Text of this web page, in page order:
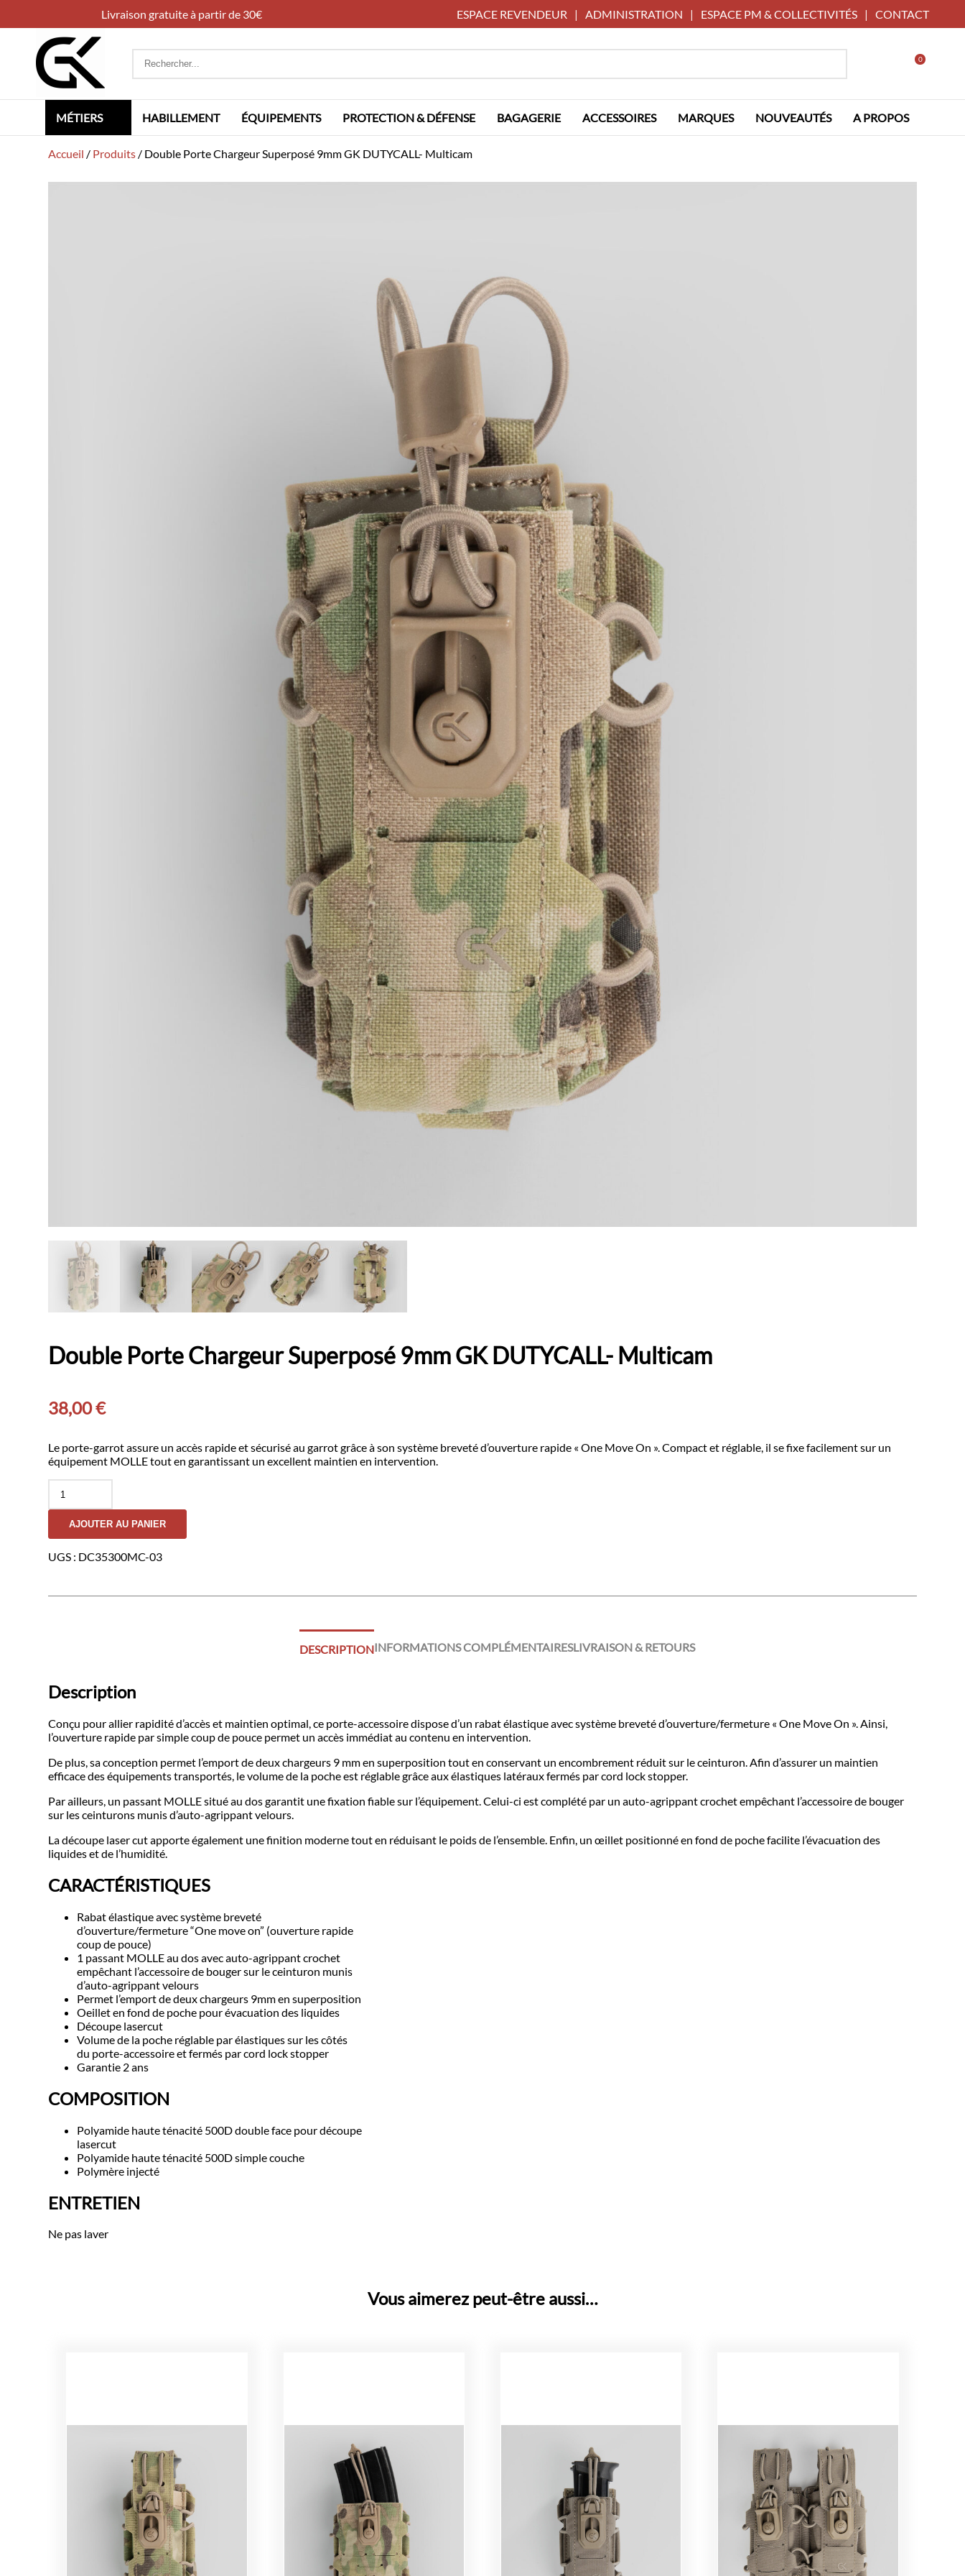
Livraison gratuite à partir de 30€ ESPACE REVENDEUR | ADMINISTRATION | ESPACE PM & COLLECTIVITÉS | CONTACT
Rechercher
0
MÉTIERS HABILLEMENT ÉQUIPEMENTS PROTECTION & DÉFENSE BAGAGERIE ACCESSOIRES MARQUES NOUVEAUTÉS A PROPOS
Accueil / Produits / Double Porte Chargeur Superposé 9mm GK DUTYCALL- Multicam
Double Porte Chargeur Superposé 9mm GK DUTYCALL- Multicam
38,00€
Le porte-garrot assure un accès rapide et sécurisé au garrot grâce à son système breveté d’ouverture rapide « One Move On ». Compact et réglable, il se fixe facilement sur un
équipement MOLLE tout en garantissant un excellent maintien en intervention.
Double
Porte
Chargeur
Superposé
DUTYCALL-
AJOUTER AU PANIER
UGS : DC35300MC-03
DESCRIPTIONINFORMATIONS COMPLÉMENTAIRESLIVRAISON & RETOURS
Description
Conçu pour allier rapidité d’accès et maintien optimal, ce porte-accessoire dispose d’un rabat élastique avec système breveté d’ouverture/fermeture « One Move On ». Ainsi,
l’ouverture rapide par simple coup de pouce permet un accès immédiat au contenu en intervention.
De plus, sa conception permet l’emport de deux chargeurs 9 mm en superposition tout en conservant un encombrement réduit sur le ceinturon. Afin d’assurer un maintien
efficace des équipements transportés, le volume de la poche est réglable grâce aux élastiques latéraux fermés par cord lock stopper.
Par ailleurs, un passant MOLLE situé au dos garantit une fixation fiable sur l’équipement. Celui-ci est complété par un auto-agrippant crochet empêchant l’accessoire de bouger
sur les ceinturons munis d’auto-agrippant velours.
La découpe laser cut apporte également une finition moderne tout en réduisant le poids de l’ensemble. Enfin, un œillet positionné en fond de poche facilite l’évacuation des
liquides et de l’humidité.
CARACTÉRISTIQUES
Rabat élastique avec système breveté
d’ouverture/fermeture “One move on” (ouverture rapide
coup de pouce)
1 passant MOLLE au dos avec auto-agrippant crochet
empêchant l’accessoire de bouger sur le ceinturon munis
d’auto-agrippant velours
Permet l’emport de deux chargeurs 9mm en superposition
Oeillet en fond de poche pour évacuation des liquides
Découpe lasercut
Volume de la poche réglable par élastiques sur les côtés
du porte-accessoire et fermés par cord lock stopper
Garantie 2 ans
COMPOSITION
Polyamide haute ténacité 500D double face pour découpe
lasercut
Polyamide haute ténacité 500D simple couche
Polymère injecté
ENTRETIEN
Ne pas laver
Vous aimerez peut-être aussi…